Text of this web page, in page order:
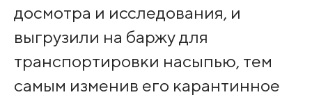
досмотра и исследования, и
выгрузили на баржу для
транспортировки насыпью, тем
самым изменив его карантинное